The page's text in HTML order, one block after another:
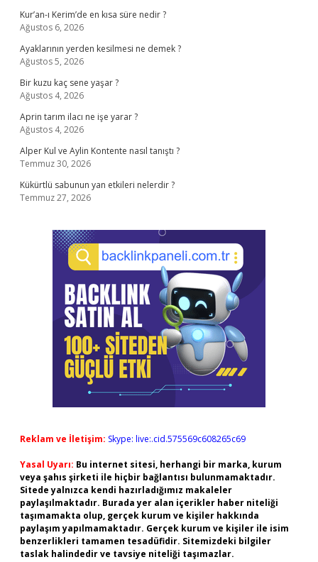
Kur’an-ı Kerim’de en kısa süre nedir ?
Ağustos 6, 2026
Ayaklarının yerden kesilmesi ne demek ?
Ağustos 5, 2026
Bir kuzu kaç sene yaşar ?
Ağustos 4, 2026
Aprin tarım ilacı ne işe yarar ?
Ağustos 4, 2026
Alper Kul ve Aylin Kontente nasıl tanıştı ?
Temmuz 30, 2026
Kükürtlü sabunun yan etkileri nelerdir ?
Temmuz 27, 2026
Reklam ve İletişim: Skype: live:.cid.575569c608265c69
Yasal Uyarı: Bu internet sitesi, herhangi bir marka, kurum
veya şahıs şirketi ile hiçbir bağlantısı bulunmamaktadır.
Sitede yalnızca kendi hazırladığımız makaleler
paylaşılmaktadır. Burada yer alan içerikler haber niteliği
taşımamakta olup, gerçek kurum ve kişiler hakkında
paylaşım yapılmamaktadır. Gerçek kurum ve kişiler ile isim
benzerlikleri tamamen tesadüfidir. Sitemizdeki bilgiler
taslak halindedir ve tavsiye niteliği taşımazlar.